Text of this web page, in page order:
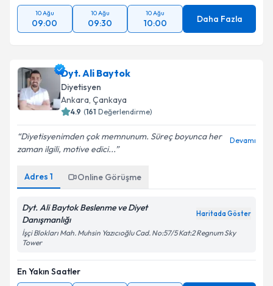
10 Ağu
09:00
10 Ağu
09:30
10 Ağu
10:00 Daha Fazla
Dyt. Ali Baytok
Diyetisyen
Ankara, Çankaya
4.9 (161 Değerlendirme)
Diyetisyenimden çok memnunum. Süreç boyunca her
zaman ilgili, motive edici...
Devamı
Adres 1 Online Görüşme
Dyt. Ali Baytok Beslenme ve Diyet
Danışmanlığı
Haritada Göster
İşçi Blokları Mah. Muhsin Yazıcıoğlu Cad. No:57/5 Kat:2 Regnum Sky
Tower
En Yakın Saatler